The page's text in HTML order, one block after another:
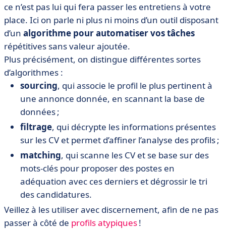
ce n’est pas lui qui fera passer les entretiens à votre
place. Ici on parle ni plus ni moins d’un outil disposant
d’un algorithme pour automatiser vos tâches
répétitives sans valeur ajoutée.
Plus précisément, on distingue différentes sortes
d’algorithmes :
sourcing, qui associe le profil le plus pertinent à
une annonce donnée, en scannant la base de
données ;
filtrage, qui décrypte les informations présentes
sur les CV et permet d’affiner l’analyse des profils ;
matching, qui scanne les CV et se base sur des
mots-clés pour proposer des postes en
adéquation avec ces derniers et dégrossir le tri
des candidatures.
Veillez à les utiliser avec discernement, afin de ne pas
passer à côté de profils atypiques!